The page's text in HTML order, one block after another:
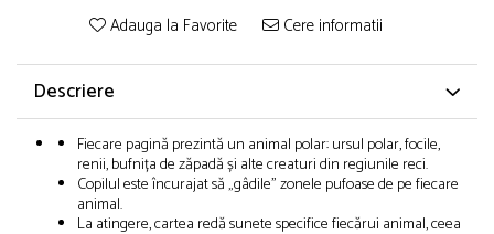
Adauga la Favorite Cere informatii
Descriere
Fiecare pagină prezintă un animal polar: ursul polar, focile,
renii, bufnița de zăpadă și alte creaturi din regiunile reci.
Copilul este încurajat să „gâdile” zonele pufoase de pe fiecare
animal.
La atingere, cartea redă sunete specifice fiecărui animal, ceea